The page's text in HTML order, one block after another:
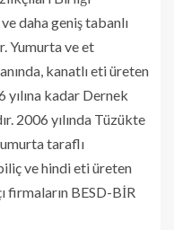
daha geniş tabanlı
Yumurta ve et
kanatlı eti üreten
kadar Dernek
2006 yılında Tüzükte
taraflı
ve hindi eti üreten
firmaların BESD-BİR